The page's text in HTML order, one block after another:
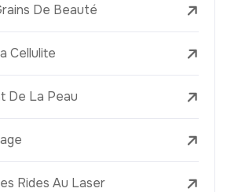
De Beauté
Cellulite
De La Peau
Rides Au Laser